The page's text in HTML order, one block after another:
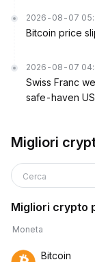
2026-08-07
Bitcoin price
2026-08-07
Swiss Franc
safe-haven
Migliori
Cerca
Migliori crypto
Moneta
Bitcoin